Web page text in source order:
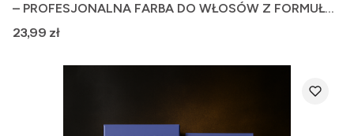
– PROFESJONALNA FARBA DO WŁOSÓW Z FORMUŁĄ
PIELĘGNUJĄCĄ
Cena
23,99 zł